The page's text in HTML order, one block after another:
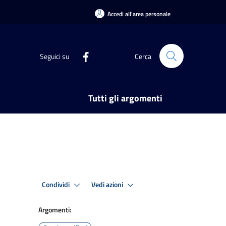
Accedi all'area personale
Seguici su Cerca
Tutti gli argomenti
Condividi Vedi azioni
Argomenti: